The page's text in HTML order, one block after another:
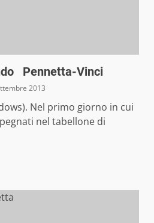
Pennetta-Vinci
2013
Nel primo giorno in cui
nel tabellone di